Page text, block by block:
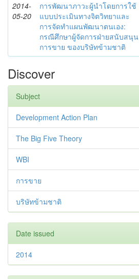
2014-
05-20
การพัฒนาภาวะผู้นำโดยการใช้
แบบประเมินทางจิตวิทยาและ
การจัดทำแผนพัฒนาตนเอง:
กรณีศึกษาผู้จัดการฝ่ายสนับสนุน
การขาย ของบริษัทข้ามชาติ
Discover
Subject
Development Action Plan
The Big Five Theory
WBI
การขาย
บริษัทข้ามชาติ
Date issued
2014